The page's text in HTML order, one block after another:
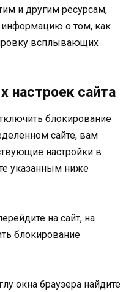
и другим ресурсам,
о том, как
всплывающих
настроек сайта
блокирование
сайте, вам
настройки в
указанным ниже
на сайт, на
блокирование
окна браузера найдите